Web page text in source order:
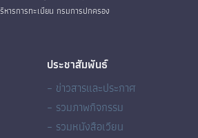
ารการทะเบียน กรมการปกครอง
ประชาสัมพันธ์
– ข่าวสารและประกาศ
– รวมภาพกิจกรรม
– รวมหนังสือเวียน